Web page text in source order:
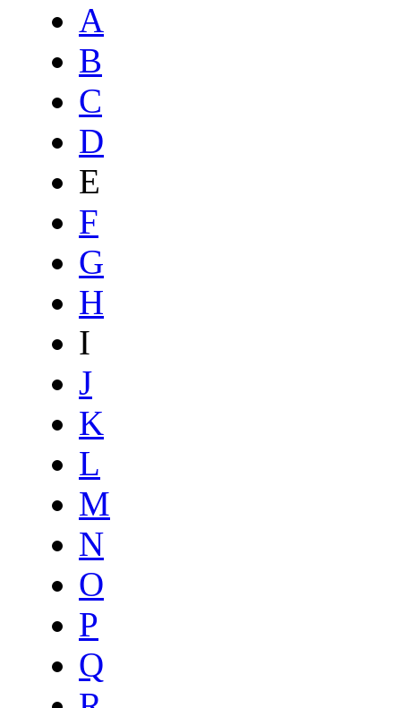
A
B
C
D
E
F
G
H
I
J
K
L
M
N
O
P
Q